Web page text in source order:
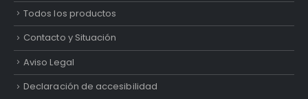
Todos los productos
Contacto y Situación
Aviso Legal
Declaración de accesibilidad